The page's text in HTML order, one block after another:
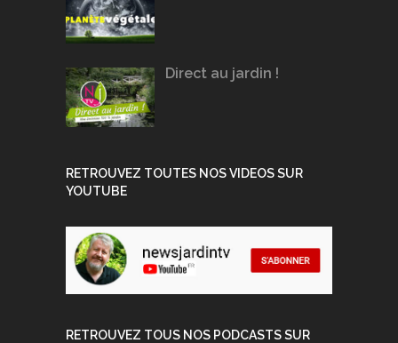
Direct au jardin !
RETROUVEZ TOUTES NOS VIDEOS SUR
YOUTUBE
RETROUVEZ TOUS NOS PODCASTS SUR